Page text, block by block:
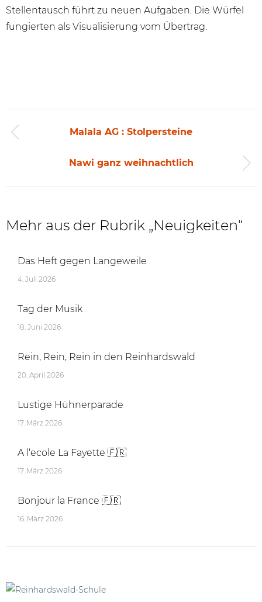
Stellentausch führt zu neuen Aufgaben. Die Würfel
fungierten als Visualisierung vom Übertrag.
Beitragsnavigation
Vorheriger
Beitrag:
Malala AG : Stolpersteine
Beitrag:
Nawi ganz weihnachtlich
Mehr aus der Rubrik „Neuigkeiten“
Das Heft gegen Langeweile
4. Juli 2026
Tag der Musik
18. Juni 2026
Rein, Rein, Rein in den Reinhardswald
20. April 2026
Lustige Hühnerparade
17. März 2026
A l‘ecole La Fayette 🇫🇷
17. März 2026
Bonjour la France 🇫🇷
16. März 2026